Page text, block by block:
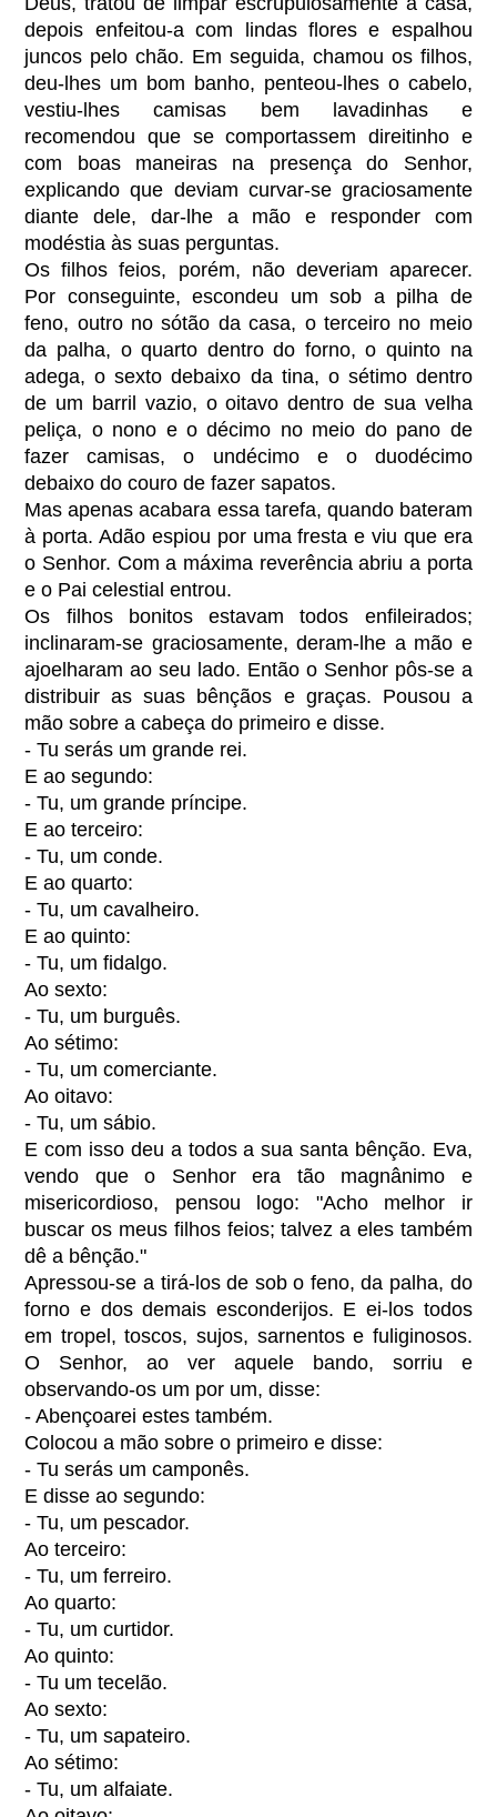
depois enfeitou-a com lindas flores e espalhou
juncos pelo chão. Em seguida, chamou os filhos,
deu-lhes um bom banho, penteou-lhes o cabelo,
vestiu-lhes camisas bem lavadinhas e
recomendou que se comportassem direitinho e
com boas maneiras na presença do Senhor,
explicando que deviam curvar-se graciosamente
diante dele, dar-lhe a mão e responder com
modéstia às suas perguntas.
Os filhos feios, porém, não deveriam aparecer.
Por conseguinte, escondeu um sob a pilha de
feno, outro no sótão da casa, o terceiro no meio
da palha, o quarto dentro do forno, o quinto na
adega, o sexto debaixo da tina, o sétimo dentro
de um barril vazio, o oitavo dentro de sua velha
peliça, o nono e o décimo no meio do pano de
fazer camisas, o undécimo e o duodécimo
debaixo do couro de fazer sapatos.
Mas apenas acabara essa tarefa, quando bateram
à porta. Adão espiou por uma fresta e viu que era
o Senhor. Com a máxima reverência abriu a porta
e o Pai celestial entrou.
Os filhos bonitos estavam todos enfileirados;
inclinaram-se graciosamente, deram-lhe a mão e
ajoelharam ao seu lado. Então o Senhor pôs-se a
distribuir as suas bênçãos e graças. Pousou a
mão sobre a cabeça do primeiro e disse.
- Tu serás um grande rei.
E ao segundo:
- Tu, um grande príncipe.
E ao terceiro:
- Tu, um conde.
E ao quarto:
- Tu, um cavalheiro.
E ao quinto:
- Tu, um fidalgo.
Ao sexto:
- Tu, um burguês.
Ao sétimo:
- Tu, um comerciante.
Ao oitavo:
- Tu, um sábio.
E com isso deu a todos a sua santa bênção. Eva,
vendo que o Senhor era tão magnânimo e
misericordioso, pensou logo: "Acho melhor ir
buscar os meus filhos feios; talvez a eles também
dê a bênção."
Apressou-se a tirá-los de sob o feno, da palha, do
forno e dos demais esconderijos. E ei-los todos
em tropel, toscos, sujos, sarnentos e fuliginosos.
O Senhor, ao ver aquele bando, sorriu e
observando-os um por um, disse:
- Abençoarei estes também.
Colocou a mão sobre o primeiro e disse:
- Tu serás um camponês.
E disse ao segundo:
- Tu, um pescador.
Ao terceiro:
- Tu, um ferreiro.
Ao quarto:
- Tu, um curtidor.
Ao quinto:
- Tu um tecelão.
Ao sexto:
- Tu, um sapateiro.
Ao sétimo:
- Tu, um alfaiate.